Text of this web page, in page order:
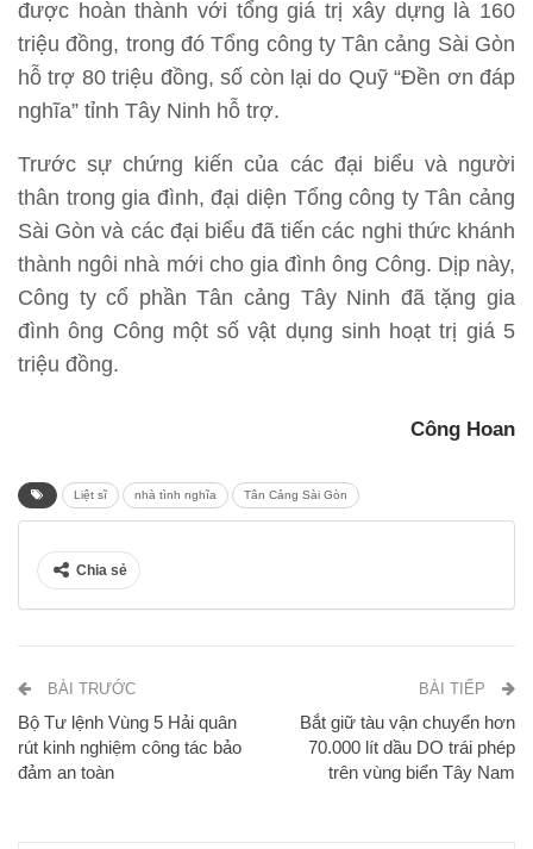
được hoàn thành với tổng giá trị xây dựng là 160
triệu đồng, trong đó Tổng công ty Tân cảng Sài Gòn
hỗ trợ 80 triệu đồng, số còn lại do Quỹ “Đền ơn đáp
nghĩa” tỉnh Tây Ninh hỗ trợ.
Trước sự chứng kiến của các đại biểu và người
thân trong gia đình, đại diện Tổng công ty Tân cảng
Sài Gòn và các đại biểu đã tiến các nghi thức khánh
thành ngôi nhà mới cho gia đình ông Công. Dịp này,
Công ty cổ phần Tân cảng Tây Ninh đã tặng gia
đình ông Công một số vật dụng sinh hoạt trị giá 5
triệu đồng.
Công Hoan
Liệt sĩ nhà tình nghĩa Tân Cảng Sài Gòn
Chia sẻ
BÀI TRƯỚC
Bộ Tư lệnh Vùng 5 Hải quân
rút kinh nghiệm công tác bảo
đảm an toàn
BÀI TIẾP
Bắt giữ tàu vận chuyển hơn
70.000 lít dầu DO trái phép
trên vùng biển Tây Nam